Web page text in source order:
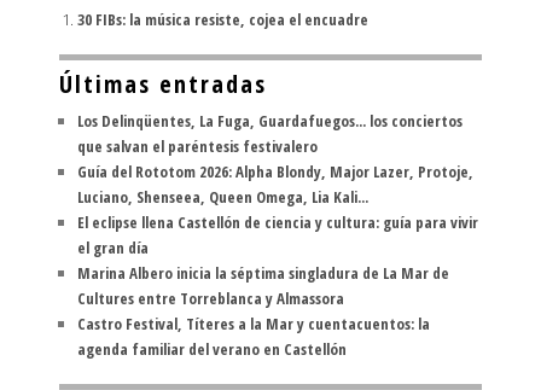
30 FIBs: la música resiste, cojea el encuadre
Últimas entradas
Los Delinqüentes, La Fuga, Guardafuegos... los conciertos
que salvan el paréntesis festivalero
Guía del Rototom 2026: Alpha Blondy, Major Lazer, Protoje,
Luciano, Shenseea, Queen Omega, Lia Kali...
El eclipse llena Castellón de ciencia y cultura: guía para vivir
el gran día
Marina Albero inicia la séptima singladura de La Mar de
Cultures entre Torreblanca y Almassora
Castro Festival, Títeres a la Mar y cuentacuentos: la
agenda familiar del verano en Castellón